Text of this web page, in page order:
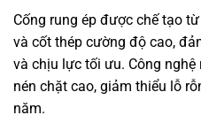
Cống rung ép được chế tạo
và cốt thép cường độ cao,
và chịu lực tối ưu. Công
nén chặt cao, giảm thiểu lỗ
năm.